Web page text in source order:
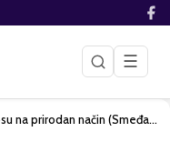
☰
Kako obojiti kosu na prirodan način (Smeđa kosa) | Bojenje k…